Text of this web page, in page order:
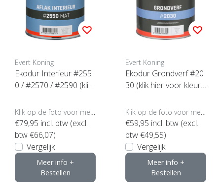
Evert Koning
Ekodur Interieur #255
0 / #2570 / #2590 (klik
aad)
€79,95 incl. btw (excl.
btw €66,07)
Vergelijk
Meer info +
Bestellen
Evert Koning
Ekodur Grondverf #20
30 (klik hier voor kleur
€59,95 incl. btw (excl.
btw €49,55)
Vergelijk
Meer info +
Bestellen